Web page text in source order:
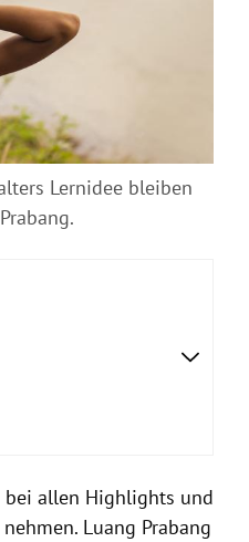
Lernidee bleiben
bei allen Highlights und
Luang Prabang